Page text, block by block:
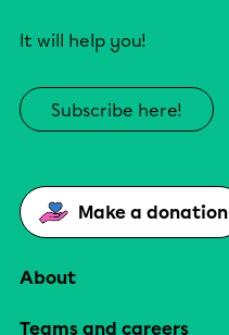
It will help you!
Subscribe here!
Make a donation
About
Teams and careers